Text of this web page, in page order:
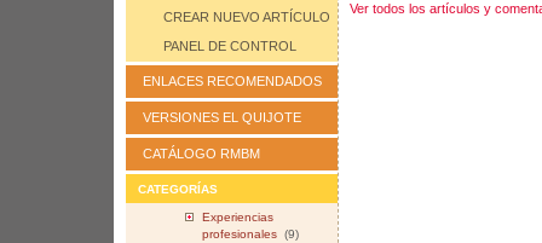
CREAR NUEVO ARTÍCULO
PANEL DE CONTROL
ENLACES RECOMENDADOS
VERSIONES EL QUIJOTE
CATÁLOGO RMBM
CATEGORÍAS
Experiencias
profesionales (9)
Ver todos los artículos y